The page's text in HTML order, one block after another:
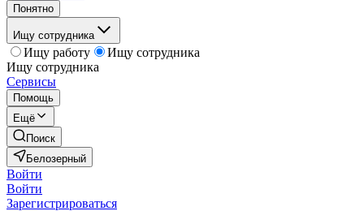
Понятно
Ищу сотрудника
Ищу работу
Ищу сотрудника
Ищу сотрудника
Сервисы
Помощь
Ещё
Поиск
Белозерный
Войти
Войти
Зарегистрироваться